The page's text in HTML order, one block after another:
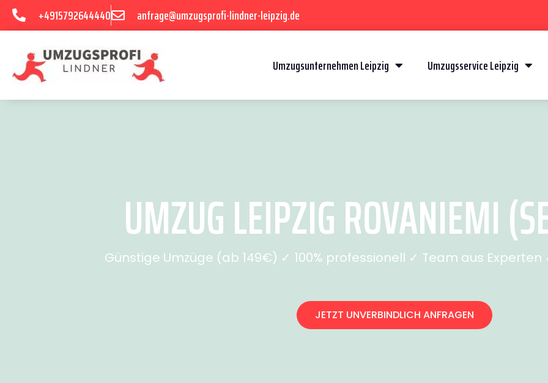
+4915792644440 anfrage@umzugsprofi-lindner-leipzig.de
Umzugsunternehmen Leipzig Umzugsservice Leipzig
UMZUG LEIPZIG ROVANIEMI
Günstige Umzüge (ab 149€) ✓ 100% professionell ✓ Team aus
JETZT UNVERBINDLICH ANFRAGEN